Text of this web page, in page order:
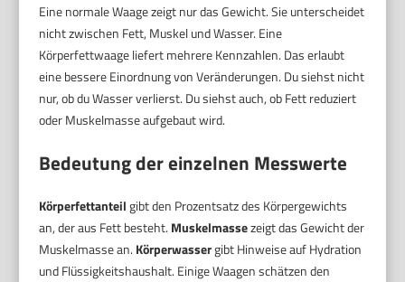
Eine normale Waage zeigt nur das Gewicht. Sie unterscheidet
nicht zwischen Fett, Muskel und Wasser. Eine
Körperfettwaage liefert mehrere Kennzahlen. Das erlaubt
eine bessere Einordnung von Veränderungen. Du siehst nicht
nur, ob du Wasser verlierst. Du siehst auch, ob Fett reduziert
oder Muskelmasse aufgebaut wird.
Bedeutung der einzelnen Messwerte
Körperfettanteilgibt den Prozentsatz des Körpergewichts
an, der aus Fett besteht. Muskelmassezeigt das Gewicht der
Muskelmasse an. Körperwassergibt Hinweise auf Hydration
und Flüssigkeitshaushalt. Einige Waagen schätzen den